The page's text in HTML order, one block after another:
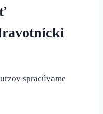
spracúvame